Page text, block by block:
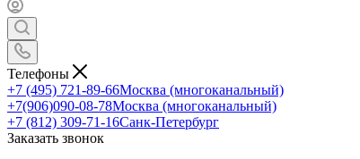
Телефоны
+7 (495) 721-89-66Москва (многоканальный)
+7(906)090-08-78Москва (многоканальный)
+7 (812) 309-71-16Санк-Петербург
Заказать звонок